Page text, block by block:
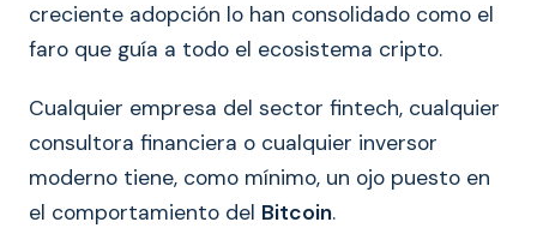
creciente adopción lo han consolidado como el
faro que guía a todo el ecosistema cripto.
Cualquier empresa del sector fintech, cualquier
consultora financiera o cualquier inversor
moderno tiene, como mínimo, un ojo puesto en
el comportamiento del Bitcoin.